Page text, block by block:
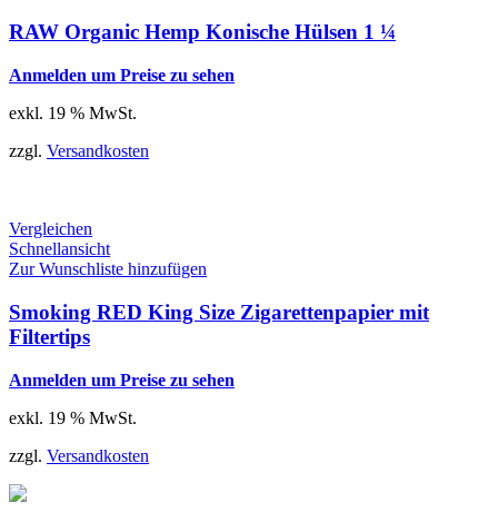
RAW Organic Hemp Konische Hülsen 1 ¼
Anmelden um Preise zu sehen
exkl. 19 % MwSt.
zzgl. Versandkosten
Vergleichen
Schnellansicht
Zur Wunschliste hinzufügen
Smoking RED King Size Zigarettenpapier mit
Filtertips
Anmelden um Preise zu sehen
exkl. 19 % MwSt.
zzgl. Versandkosten